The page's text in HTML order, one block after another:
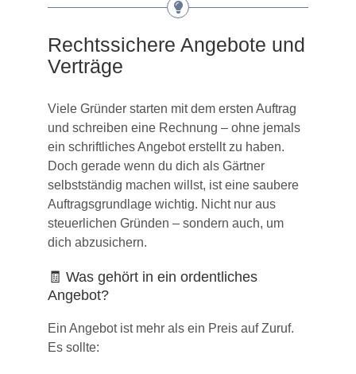
Rechtssichere Angebote und
Verträge
Viele Gründer starten mit dem ersten Auftrag
und schreiben eine Rechnung – ohne jemals
ein schriftliches Angebot erstellt zu haben.
Doch gerade wenn du dich als Gärtner
selbstständig machen willst, ist eine saubere
Auftragsgrundlage wichtig. Nicht nur aus
steuerlichen Gründen – sondern auch, um
dich abzusichern.
🧾 Was gehört in ein ordentliches
Angebot?
Ein Angebot ist mehr als ein Preis auf Zuruf.
Es sollte: